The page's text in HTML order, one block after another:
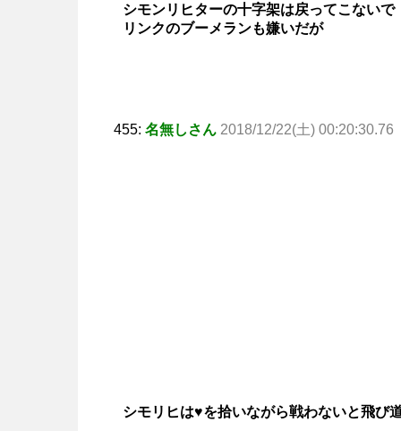
シモンリヒターの十字架は戻ってこないで
リンクのブーメランも嫌いだが
455: 名無しさん 2018/12/22(土) 00:20:30.76
シモリヒは♥を拾いながら戦わないと飛び